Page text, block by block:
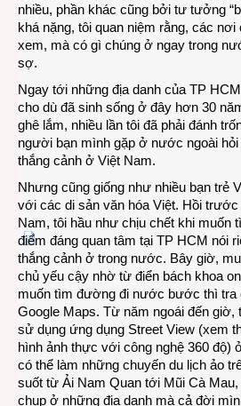
nhiều, phần khác cũng bởi tư tưởng
khá nặng, tôi quan niệm rằng, các
xem, mà có gì chúng ở ngay trong
sợ.
Ngay tới những địa danh của TP
cho dù đã sinh sống ở đây hơn 30
ghê lắm, nhiều lần tôi đã phải đánh
người bạn mình gặp ở nước ngoài
thắng cảnh ở Việt Nam.
Nhưng cũng giống như nhiều bạn trẻ
với các di sản văn hóa Việt. Hồi trước
Nam, tôi hầu như chịu chết khi muốn
điểm đáng quan tâm tại TP HCM nói
thắng cảnh ở trong nước. Bây giờ,
chủ yếu cậy nhờ từ điển bách khoa
muốn tìm đường đi nước bước thì tra
Google Maps. Từ năm ngoái đến giờ,
sử dụng ứng dụng Street View (xem
hình ảnh thực với công nghệ 360 độ)
có thể làm những chuyến du lịch ảo
suốt từ Ải Nam Quan tới Mũi Cà
chụp ở những địa danh mà cả đời